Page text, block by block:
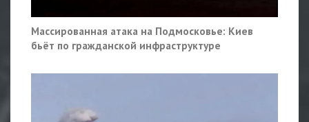
Массированная атака на Подмосковье: Киев
бьёт по гражданской инфраструктуре